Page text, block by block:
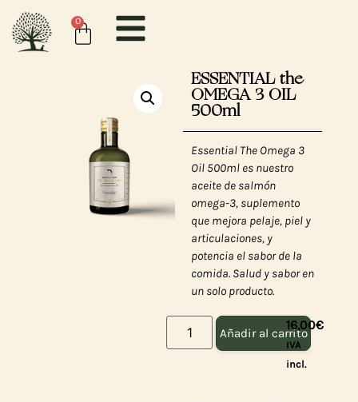
0
ESSENTIAL the
OMEGA 3 OIL
500ml
Essential The Omega 3
Oil 500ml es nuestro
aceite de salmón
omega-3, suplemento
que mejora pelaje, piel y
articulaciones, y
potencia el sabor de la
comida. Salud y sabor en
un solo producto.
Añadir al carrito
16,00€
IVA
incl.